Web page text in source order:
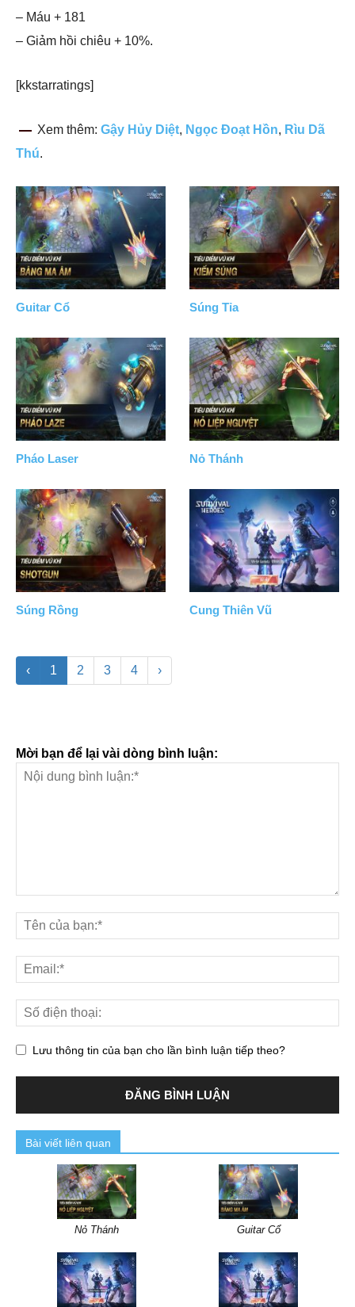
– Máu + 181
– Giảm hồi chiêu + 10%.
[kkstarratings]
Xem thêm: Gậy Hủy Diệt, Ngọc Đoạt Hồn, Rìu Dã
Thú.
Guitar Cổ Súng Tỉa
Pháo Laser Nỏ Thánh
Súng Rồng Cung Thiên Vũ
‹ 1 2 3 4 ›
Mời bạn để lại vài dòng bình luận:
Lưu thông tin của bạn cho lần bình luận tiếp theo?
Bài viết liên quan
Nỏ Thánh Guitar Cổ